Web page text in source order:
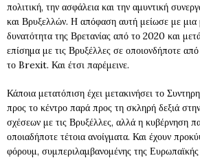
πολιτική, την ασφάλεια και την αμυντική
και Βρυξελλών. Η απόφαση αυτή μείωσε με μια
δυνατότητα της Βρετανίας από το 2020 και
επίσημα με τις Βρυξέλλες σε οποιονδήποτε
το Brexit. Και έτσι παρέμεινε.
Κάποια μετατόπιση έχει μετακινήσει το
προς το κέντρο παρά προς τη σκληρή δεξιά
σχέσεων με τις Βρυξέλλες, αλλά η κυβέρνηση
οποιαδήποτε τέτοια ανοίγματα. Και έχουν
φόρουμ, συμπεριλαμβανομένης της Ευρωπαϊκής